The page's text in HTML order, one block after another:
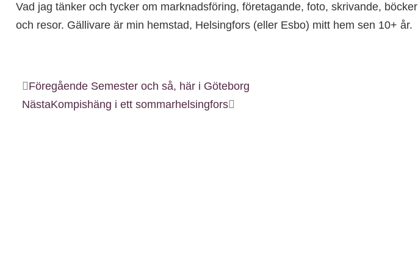
Vad jag tänker och tycker om marknadsföring, företagande, foto, skrivande, böcker
och resor. Gällivare är min hemstad, Helsingfors (eller Esbo) mitt hem sen 10+ år.
Föregående Semester och så, här i Göteborg
NästaKompishäng i ett sommarhelsingfors